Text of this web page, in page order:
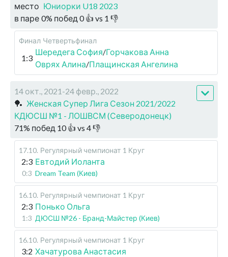
место Юниорки U18 2023
в паре 0% побед 0👍 vs 1 👎
Финал Четвертьфинал
1:3
Шередега София/Горчакова Анна
Оврях Алина/Плащинская Ангелина
14 окт., 2021-24 февр., 2022
🏓 Женская Супер Лига Сезон 2021/2022
КДЮСШ №1 - ЛОШВСМ (Северодонецк)
71% побед 10👍 vs 4👎
17.10. Регулярный чемпионат 1 Круг
2:3 Евтодий Иоланта
0:3 Dream Team (Киев)
16.10. Регулярный чемпионат 1 Круг
2:3 Понько Ольга
1:3 ДЮСШ №26 - Бранд-Майстер (Киев)
16.10. Регулярный чемпионат 1 Круг
3:2 Хачатурова Анастасия